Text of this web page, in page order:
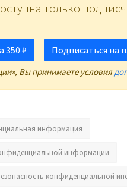
только
350 ₽ Подписаться на
Вы принимаете условия
информация
информации
конфиденциальной